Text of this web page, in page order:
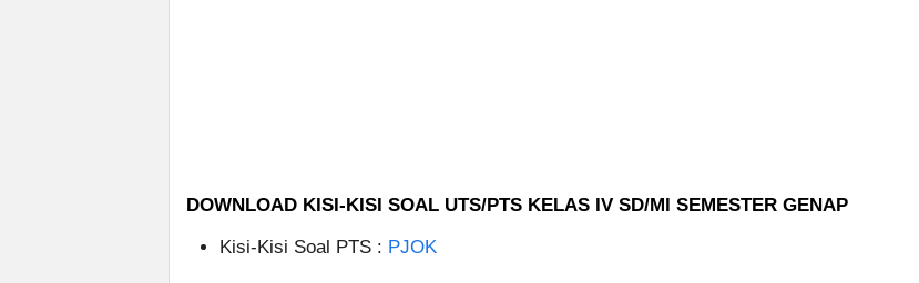
DOWNLOAD KISI-KISI SOAL UTS/PTS KELAS IV SD/MI SEMESTER GENAP
Kisi-Kisi Soal PTS : PJOK